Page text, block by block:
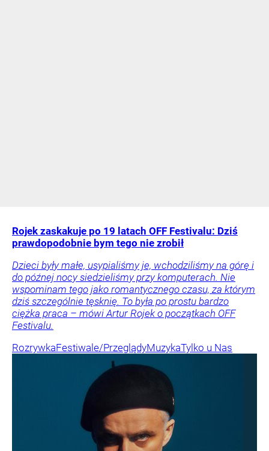
Rojek zaskakuje po 19 latach OFF Festivalu: Dziś
prawdopodobnie bym tego nie zrobił
Dzieci były małe, usypialiśmy je, wchodziliśmy na górę i
do późnej nocy siedzieliśmy przy komputerach. Nie
wspominam tego jako romantycznego czasu, za którym
dziś szczególnie tęsknię. To była po prostu bardzo
ciężka praca – mówi Artur Rojek o początkach OFF
Festivalu.
RozrywkaFestiwale/PrzeglądyMuzykaTylko u Nas